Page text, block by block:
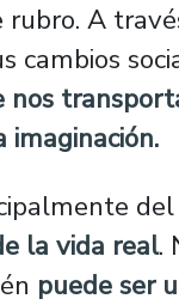
A
cambios
imaginación.
la vida real.
puede ser